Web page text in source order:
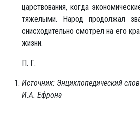
царствования, когда
тяжелыми. Народ продолжал
снисходительно смотрел на его
жизни.
П. Г.
Источник: Энциклопедический
И.А. Ефрона